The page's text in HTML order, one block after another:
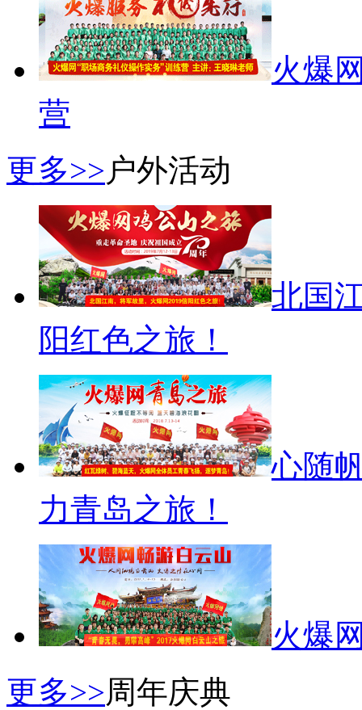
火爆
营
更多>>户外活动
北国
阳红色之旅！
心随
力青岛之旅！
火爆
更多>>周年庆典